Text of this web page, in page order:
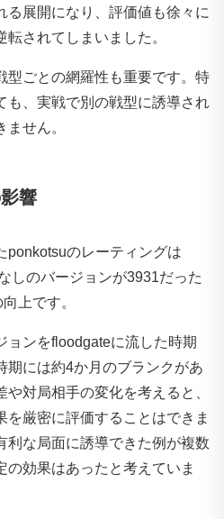
る展開になり、評価値も徐々に
されてしまいました。
型ごとの網羅性も重要です。特
も、実戦で別の戦型に誘導され
せん。
響
ponkotsuのレーティングは
しのバージョンが3931だった
上です。
ョンをfloodgateに流した時期
期には約4か月のブランクがあ
対局相手の変化を考えると、
を厳密に評価することはできま
利な局面に誘導できた例が複数
効果はあったと考えていま